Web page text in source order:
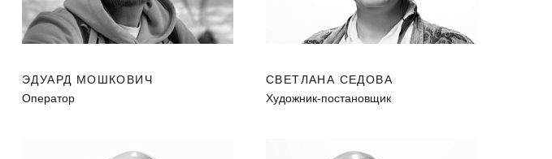
ЭДУАРД МОШКОВИЧ
Оператор
СВЕТЛАНА СЕДОВА
Художник-постановщик